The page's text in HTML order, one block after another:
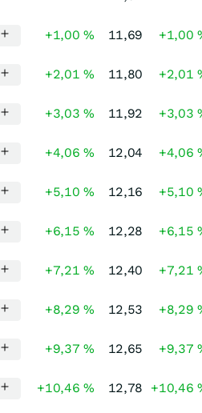
+1,00 % 11,69 +1,00
+2,01 % 11,80 +2,01
+3,03 % 11,92 +3,03
+4,06 % 12,04 +4,06
+5,10 % 12,16 +5,10
+6,15 % 12,28 +6,15
+7,21 % 12,40 +7,21
+8,29 % 12,53 +8,29
+9,37 % 12,65 +9,37
+10,46 % 12,78 +10,46